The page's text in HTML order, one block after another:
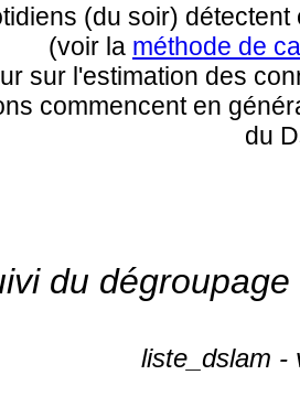
(du soir)
(voir la méthode de
sur l'estimation des
commencent en
du
du
liste_dslam -